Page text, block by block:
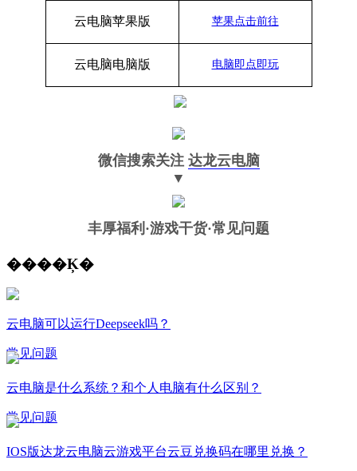
云电脑苹果版 苹果点击前往
云电脑电脑版 电脑即点即玩
微信搜索关注 达龙云电脑
▼
丰厚福利 ·游戏干货·常见问题
����Ķ�
云电脑可以运行Deepseek吗？
常见问题
云电脑是什么系统？和个人电脑有什么区别？
常见问题
IOS版达龙云电脑云游戏平台云豆兑换码在哪里兑换？